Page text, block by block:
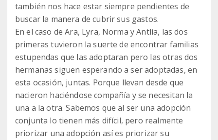
también nos hace estar siempre pendientes de
buscar la manera de cubrir sus gastos.
En el caso de Ara, Lyra, Norma y Antlia, las dos
primeras tuvieron la suerte de encontrar familias
estupendas que las adoptaran pero las otras dos
hermanas siguen esperando a ser adoptadas, en
esta ocasión, juntas. Porque llevan desde que
nacieron haciéndose compañía y se necesitan la
una a la otra. Sabemos que al ser una adopción
conjunta lo tienen más difícil, pero realmente
priorizar una adopción así es priorizar su